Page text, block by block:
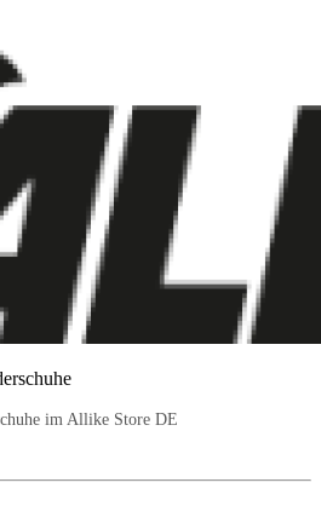
im Allike Store DE